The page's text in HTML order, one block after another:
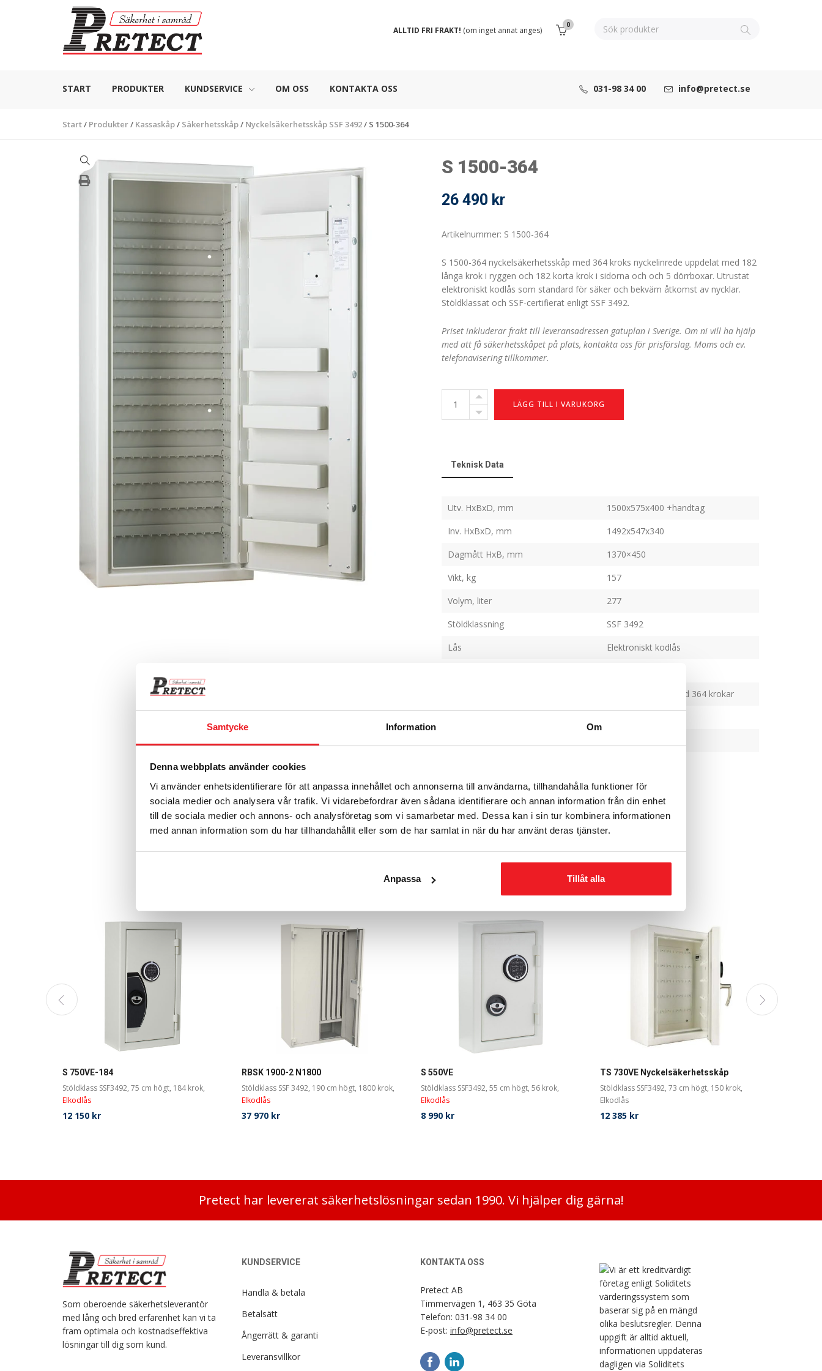
Samtycke Information Om
Denna webbplats använder cookies
Vi använder enhetsidentifierare för att anpassa innehållet och annonserna till användarna, tillhandahålla funktioner för
sociala medier och analysera vår trafik. Vi vidarebefordrar även sådana identifierare och annan information från din enhet
till de sociala medier och annons- och analysföretag som vi samarbetar med. Dessa kan i sin tur kombinera informationen
med annan information som du har tillhandahållit eller som de har samlat in när du har använt deras tjänster.
Anpassa Tillåt alla
ALLTID FRI FRAKT! (om inget annat anges)
0
START PRODUKTER KUNDSERVICE OM OSS KONTAKTA OSS info@pretect.se
031-98 34 00
Start/ Produkter/ Kassaskåp/ Säkerhetsskåp/ Nyckelsäkerhetsskåp SSF 3492/ S 1500-364
S 1500-364
26 490 kr
Artikelnummer: S 1500-364
S 1500-364 nyckelsäkerhetsskåp med 364 kroks nyckelinrede uppdelat med 182
långa krok i ryggen och 182 korta krok i sidorna och och 5 dörrboxar. Utrustat
elektroniskt kodlås som standard för säker och bekväm åtkomst av nycklar.
Stöldklassat och SSF-certifierat enligt SSF 3492.
Priset inkluderar frakt till leveransadressen gatuplan i Sverige. Om ni vill ha hjälp
med att få säkerhetsskåpet på plats, kontakta oss för prisförslag. Moms och ev.
telefonavisering tillkommer.
1500-
364
LÄGG TILL I VARUKORG
Teknisk Data
Utv. HxBxD, mm
1500x575x400 +handtag
Inv. HxBxD, mm
1492x547x340
Dagmått HxB, mm
1370×450
Vikt, kg
157
Volym, liter
277
Stöldklassning
SSF 3492
Lås
Elektroniskt kodlås
Nyckelinredning med 364 krokar
Dela 0 0
Relaterade produkter
S 750VE-184
Stöldklass SSF3492, 75 cm högt, 184 krok,
Elkodlås
12 150 kr
RBSK 1900-2 N1800
Stöldklass SSF 3492, 190 cm högt, 1800 krok,
Elkodlås
37 970 kr
S 550VE
Stöldklass SSF3492, 55 cm högt, 56 krok,
Elkodlås
8 990 kr
TS 730VE Nyckelsäkerhetsskåp
Stöldklass SSF3492, 73 cm högt, 150 krok,
Elkodlås
12 385 kr
Pretect har levererat säkerhetslösningar sedan 1990. Vi hjälper dig gärna!
Som oberoende säkerhetsleverantör
med lång och bred erfarenhet kan vi ta
fram optimala och kostnadseffektiva
lösningar till dig som kund.
KUNDSERVICE
Handla & betala
Betalsätt
Ångerrätt & garanti
Leveransvillkor
KONTAKTA OSS
Pretect AB
Timmervägen 1, 463 35 Göta
Telefon: 031-98 34 00
E-post: info@pretect.se